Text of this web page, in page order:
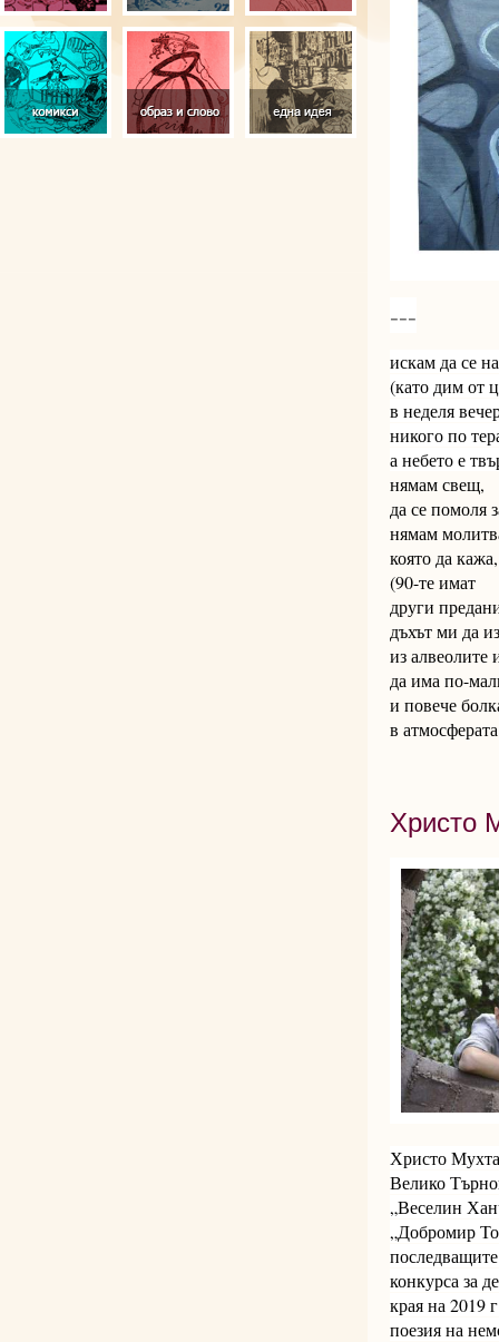
---
искам да се
(като дим от
в неделя
никого по
а небето е
нямам свещ,
да се помоля
нямам
която да кажа,
(90-те имат
други
дъхът ми да
из алвеолите
да има по-
и повече
в атмосферата
Христо
Христо
Велико
„Веселин
„Добромир
конкурса за
края на 2019
поезия на